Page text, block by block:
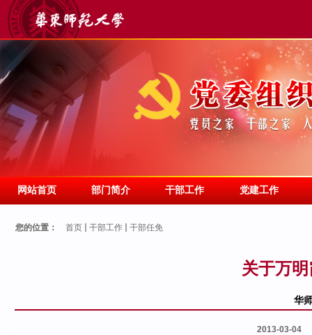
网站首页 部门简介 干部工作 党建工作
您的位置： 首页 干部工作 干部任免
关于万
华
2013-03-04